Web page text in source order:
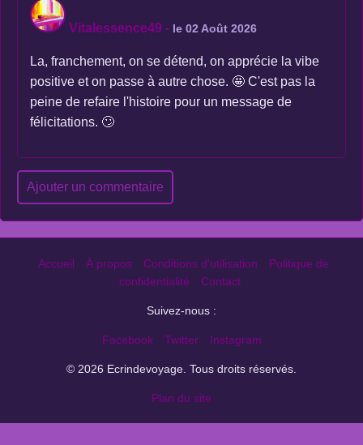
Vitalessence49 - le 02 Août 2026
La, franchement, on se détend, on apprécie la vibe
positive et on passe à autre chose. 🤩 C'est pas la
peine de refaire l'histoire pour un message de
félicitations. 🙄
Ajouter un commentaire
Accueil À propos Conditions d'utilisation
Politique de
confidentialité
Contact
Suivez-nous :
Facebook Twitter Instagram
© 2026 Ecrindevoyage. Tous droits réservés.
Plan du site